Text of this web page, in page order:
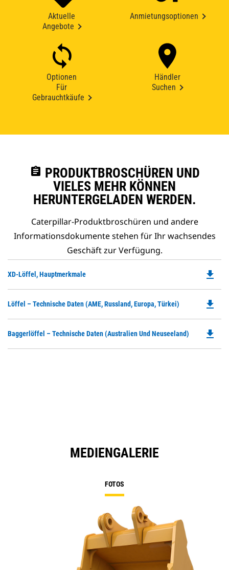
Aktuelle
Angebote
Anmietungsoptionen
Optionen
Für
Gebrauchtkäufe
Händler
Suchen
assignment PRODUKTBROSCHÜREN UND
VIELES MEHR KÖNNEN
HERUNTERGELADEN WERDEN.
Caterpillar-Produktbroschüren und andere
Informationsdokumente stehen für Ihr wachsendes
Geschäft zur Verfügung.
XD-Löffel, Hauptmerkmale
a
file_download
Löffel – Technische Daten (AME, Russland, Europa, Türkei)
a
file_download
Baggerlöffel – Technische Daten (Australien Und Neuseeland) file_download
MEDIENGALERIE
FOTOS